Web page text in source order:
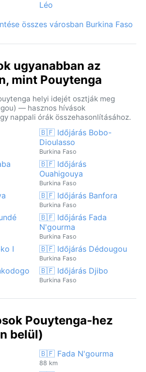
Léo
összes városban Burkina Faso
ugyanabban az
mint Pouytenga
helyi idejét osztják meg
— hasznos hívások
nappali órák összehasonlításához.
🇧🇫 Időjárás Bobo-
Dioulasso
Burkina Faso
🇧🇫 Időjárás
Ouahigouya
Burkina Faso
🇧🇫 Időjárás Banfora
Burkina Faso
🇧🇫 Időjárás Fada
N'gourma
Burkina Faso
I 🇧🇫 Időjárás Dédougou
Burkina Faso
🇧🇫 Időjárás Djibo
Burkina Faso
Pouytenga-hez
belül)
🇧🇫 Fada N'gourma
88 km